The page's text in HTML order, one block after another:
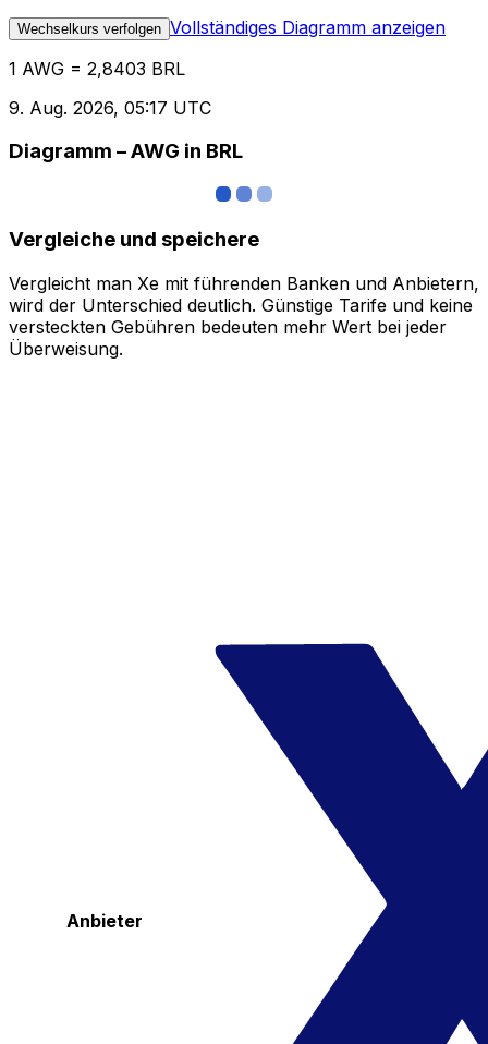
Wechselkurs verfolgen Vollständiges Diagramm anzeigen
1 AWG = 2,8403 BRL
9. Aug. 2026, 05:17 UTC
Diagramm – AWG in BRL
Vergleiche und speichere
Vergleicht man Xe mit führenden Banken und Anbietern,
wird der Unterschied deutlich. Günstige Tarife und keine
versteckten Gebühren bedeuten mehr Wert bei jeder
Überweisung.
Anbieter